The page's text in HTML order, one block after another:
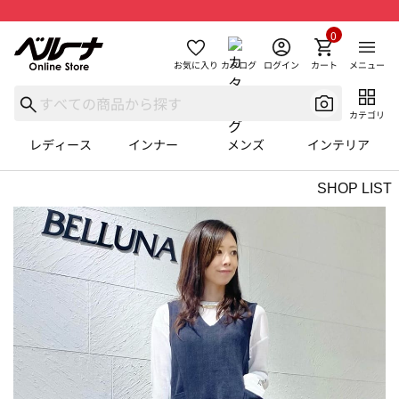
お気に入り カタログ ログイン カート
0
メニュー
カテゴリ
レディース インナー メンズ インテリア
SHOP LIST